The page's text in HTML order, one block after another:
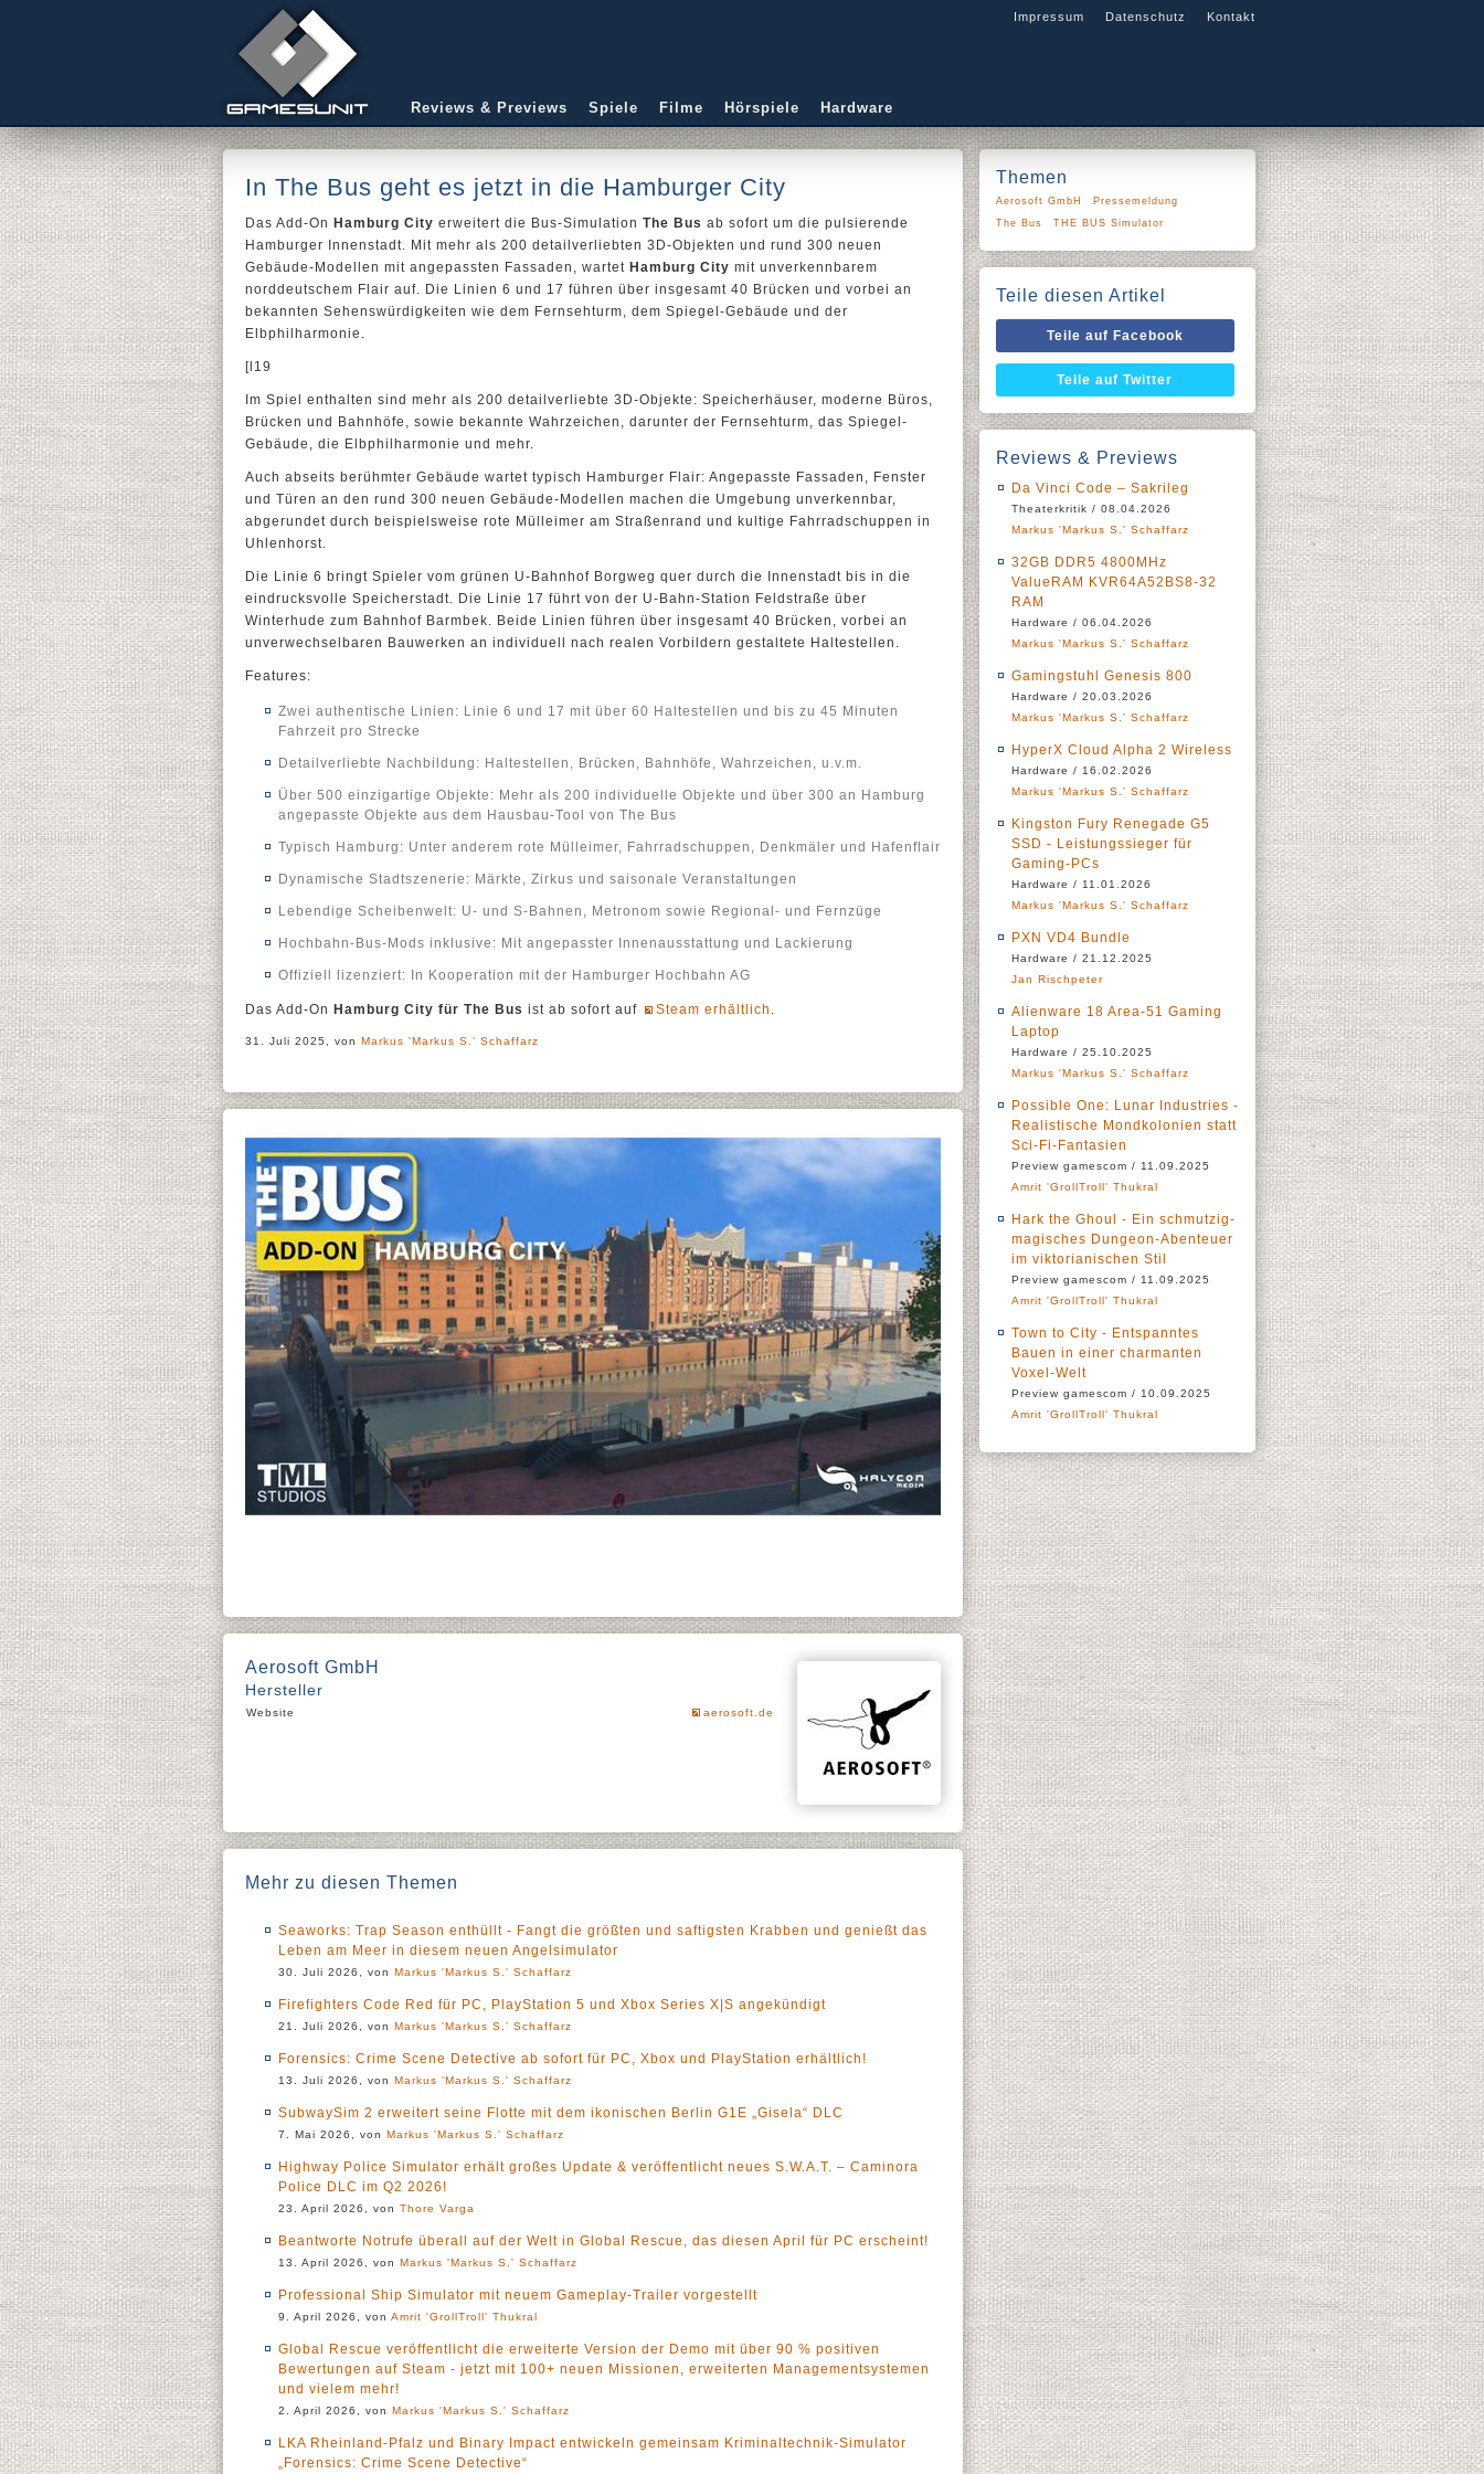
Impressum Datenschutz Kontakt
Reviews & Previews Spiele Filme Hörspiele Hardware
In The Bus geht es jetzt in die Hamburger City
Das Add-On Hamburg City erweitert die Bus-Simulation The Bus ab sofort um die pulsierende
Hamburger Innenstadt. Mit mehr als 200 detailverliebten 3D-Objekten und rund 300 neuen
Gebäude-Modellen mit angepassten Fassaden, wartet Hamburg City mit unverkennbarem
norddeutschem Flair auf. Die Linien 6 und 17 führen über insgesamt 40 Brücken und vorbei an
bekannten Sehenswürdigkeiten wie dem Fernsehturm, dem Spiegel-Gebäude und der
Elbphilharmonie.
[l19
Im Spiel enthalten sind mehr als 200 detailverliebte 3D-Objekte: Speicherhäuser, moderne Büros,
Brücken und Bahnhöfe, sowie bekannte Wahrzeichen, darunter der Fernsehturm, das Spiegel-
Gebäude, die Elbphilharmonie und mehr.
Auch abseits berühmter Gebäude wartet typisch Hamburger Flair: Angepasste Fassaden, Fenster
und Türen an den rund 300 neuen Gebäude-Modellen machen die Umgebung unverkennbar,
abgerundet durch beispielsweise rote Mülleimer am Straßenrand und kultige Fahrradschuppen in
Uhlenhorst.
Die Linie 6 bringt Spieler vom grünen U-Bahnhof Borgweg quer durch die Innenstadt bis in die
eindrucksvolle Speicherstadt. Die Linie 17 führt von der U-Bahn-Station Feldstraße über
Winterhude zum Bahnhof Barmbek. Beide Linien führen über insgesamt 40 Brücken, vorbei an
unverwechselbaren Bauwerken an individuell nach realen Vorbildern gestaltete Haltestellen.
Features:
Zwei authentische Linien: Linie 6 und 17 mit über 60 Haltestellen und bis zu 45 Minuten
Fahrzeit pro Strecke
Detailverliebte Nachbildung: Haltestellen, Brücken, Bahnhöfe, Wahrzeichen, u.v.m.
Über 500 einzigartige Objekte: Mehr als 200 individuelle Objekte und über 300 an Hamburg
angepasste Objekte aus dem Hausbau-Tool von The Bus
Typisch Hamburg: Unter anderem rote Mülleimer, Fahrradschuppen, Denkmäler und Hafenflair
Dynamische Stadtszenerie: Märkte, Zirkus und saisonale Veranstaltungen
Lebendige Scheibenwelt: U- und S-Bahnen, Metronom sowie Regional- und Fernzüge
Hochbahn-Bus-Mods inklusive: Mit angepasster Innenausstattung und Lackierung
Offiziell lizenziert: In Kooperation mit der Hamburger Hochbahn AG
Das Add-On Hamburg City für The Bus ist ab sofort auf Steam erhältlich .
31. Juli 2025, von Markus 'Markus S.' Schaffarz
Aerosoft GmbH
Hersteller
Website aerosoft.de
Mehr zu diesen Themen
Seaworks: Trap Season enthüllt - Fangt die größten und saftigsten Krabben und genießt das
Leben am Meer in diesem neuen Angelsimulator
30. Juli 2026, von Markus 'Markus S.' Schaffarz
Firefighters Code Red für PC, PlayStation 5 und Xbox Series X|S angekündigt
21. Juli 2026, von Markus 'Markus S.' Schaffarz
Forensics: Crime Scene Detective ab sofort für PC, Xbox und PlayStation erhältlich!
13. Juli 2026, von Markus 'Markus S.' Schaffarz
SubwaySim 2 erweitert seine Flotte mit dem ikonischen Berlin G1E „Gisela“ DLC
7. Mai 2026, von Markus 'Markus S.' Schaffarz
Highway Police Simulator erhält großes Update & veröffentlicht neues S.W.A.T. – Caminora
Police DLC im Q2 2026!
23. April 2026, von Thore Varga
Beantworte Notrufe überall auf der Welt in Global Rescue, das diesen April für PC erscheint!
13. April 2026, von Markus 'Markus S.' Schaffarz
Professional Ship Simulator mit neuem Gameplay-Trailer vorgestellt
9. April 2026, von Amrit 'GrollTroll' Thukral
Global Rescue veröffentlicht die erweiterte Version der Demo mit über 90 % positiven
Bewertungen auf Steam - jetzt mit 100+ neuen Missionen, erweiterten Managementsystemen
und vielem mehr!
2. April 2026, von Markus 'Markus S.' Schaffarz
LKA Rheinland-Pfalz und Binary Impact entwickeln gemeinsam Kriminaltechnik-Simulator
„Forensics: Crime Scene Detective“
Themen
Aerosoft GmbH
Pressemeldung
The Bus
THE BUS Simulator
Teile diesen Artikel
Teile auf Facebook
Teile auf Twitter
Reviews & Previews
Da Vinci Code – Sakrileg
Theaterkritik / 08.04.2026
Markus 'Markus S.' Schaffarz
32GB DDR5 4800MHz
ValueRAM KVR64A52BS8-32
RAM
Hardware / 06.04.2026
Markus 'Markus S.' Schaffarz
Gamingstuhl Genesis 800
Hardware / 20.03.2026
Markus 'Markus S.' Schaffarz
HyperX Cloud Alpha 2 Wireless
Hardware / 16.02.2026
Markus 'Markus S.' Schaffarz
Kingston Fury Renegade G5
SSD - Leistungssieger für
Gaming-PCs
Hardware / 11.01.2026
Markus 'Markus S.' Schaffarz
PXN VD4 Bundle
Hardware / 21.12.2025
Jan Rischpeter
Alienware 18 Area-51 Gaming
Laptop
Hardware / 25.10.2025
Markus 'Markus S.' Schaffarz
Possible One: Lunar Industries -
Realistische Mondkolonien statt
Sci-Fi-Fantasien
Preview gamescom / 11.09.2025
Amrit 'GrollTroll' Thukral
Hark the Ghoul - Ein schmutzig-
magisches Dungeon-Abenteuer
im viktorianischen Stil
Preview gamescom / 11.09.2025
Amrit 'GrollTroll' Thukral
Town to City - Entspanntes
Bauen in einer charmanten
Voxel-Welt
Preview gamescom / 10.09.2025
Amrit 'GrollTroll' Thukral